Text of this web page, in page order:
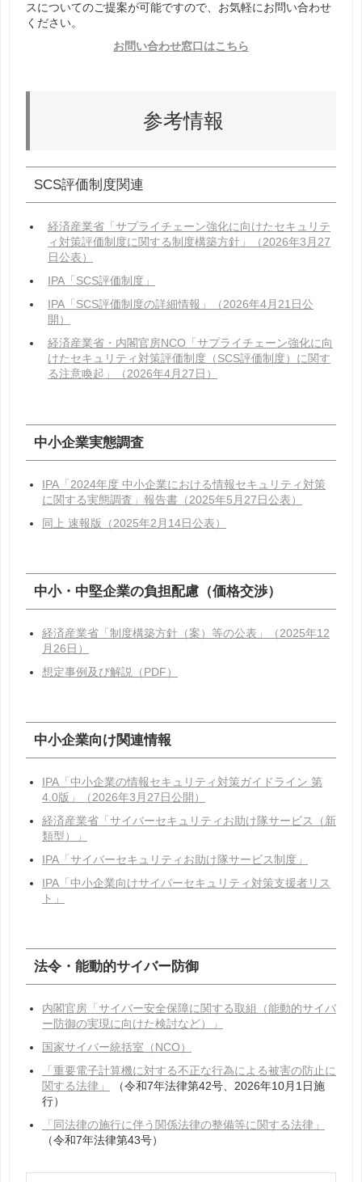
スについてのご提案が可能ですので、お気軽にお問い合わせ
ください。
お問い合わせ窓口はこちら
参考情報
SCS評価制度関連
経済産業省「サプライチェーン強化に向けたセキュリテ
ィ対策評価制度に関する制度構築方針」（2026年3月27
日公表）
IPA「SCS評価制度」
IPA「SCS評価制度の詳細情報」（2026年4月21日公
開）
経済産業省・内閣官房NCO「サプライチェーン強化に向
けたセキュリティ対策評価制度（SCS評価制度）に関す
る注意喚起」（2026年4月27日）
中小企業実態調査
IPA「2024年度 中小企業における情報セキュリティ対策
に関する実態調査」報告書（2025年5月27日公表）
同上 速報版（2025年2月14日公表）
中小・中堅企業の負担配慮（価格交渉）
経済産業省「制度構築方針（案）等の公表」（2025年12
月26日）
想定事例及び解説（PDF）
中小企業向け関連情報
IPA「中小企業の情報セキュリティ対策ガイドライン 第
4.0版」（2026年3月27日公開）
経済産業省「サイバーセキュリティお助け隊サービス（新
類型）」
IPA「サイバーセキュリティお助け隊サービス制度」
IPA「中小企業向けサイバーセキュリティ対策支援者リス
ト」
法令・能動的サイバー防御
内閣官房「サイバー安全保障に関する取組（能動的サイバ
ー防御の実現に向けた検討など）」
国家サイバー統括室（NCO）
「重要電子計算機に対する不正な行為による被害の防止に
関する法律」
（令和7年法律第42号、 2026年10月 1 日施
行）
「同法律の施行に伴う関係法律の整備等に関する法律」
（令和7年法律第43号）